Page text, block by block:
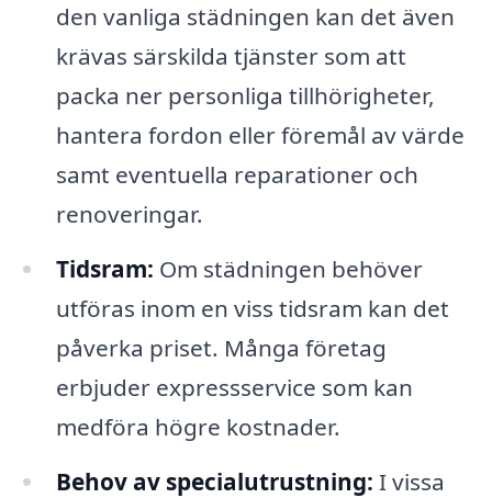
den vanliga städningen kan det även
krävas särskilda tjänster som att
packa ner personliga tillhörigheter,
hantera fordon eller föremål av värde
samt eventuella reparationer och
renoveringar.
Tidsram: Om städningen behöver
utföras inom en viss tidsram kan det
påverka priset. Många företag
erbjuder expressservice som kan
medföra högre kostnader.
Behov av specialutrustning: I vissa